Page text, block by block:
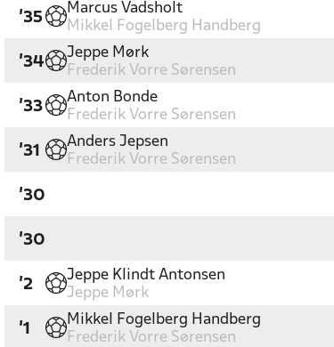
'35
Marcus Vadsholt
Mikkel Fogelberg Handberg
'34
Jeppe Mørk
Frederik Vorre Sørensen
'33
Anton Bonde
Frederik Vorre Sørensen
'31
Anders Jepsen
Frederik Vorre Sørensen
'30
'30
'2
Jeppe Klindt Antonsen
Jeppe Mørk
'1
Mikkel Fogelberg Handberg
Frederik Vorre Sørensen